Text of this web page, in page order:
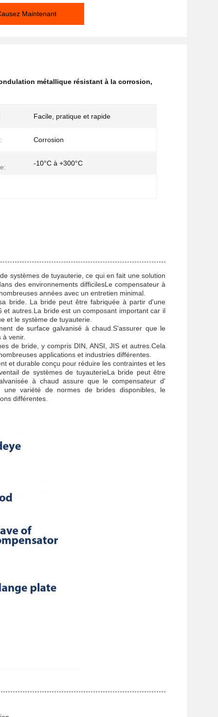
Maintenant
métallique résistant à la corrosion,
Facile, pratique et rapide
Corrosion
-10°C à +300°C
systèmes de tuyauterie, ce qui en fait une solution
des environnements difficilesLe compensateur à
années avec un entretien minimal.
bride. La bride peut être fabriquée à partir d'une
autres.La bride est un composant important car il
et le système de tuyauterie.
de surface galvanisé à chaud.S'assurer que le
venir.
de bride, y compris DIN, ANSI, JIS et autres.Cela
applications et industries différentes.
et durable conçu pour réduire les contraintes et les
de systèmes de tuyauterieLa bride peut être
à chaud assure que le compensateur d'
variété de normes de brides disponibles, le
différentes.